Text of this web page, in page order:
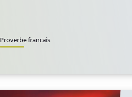
Proverbe francais